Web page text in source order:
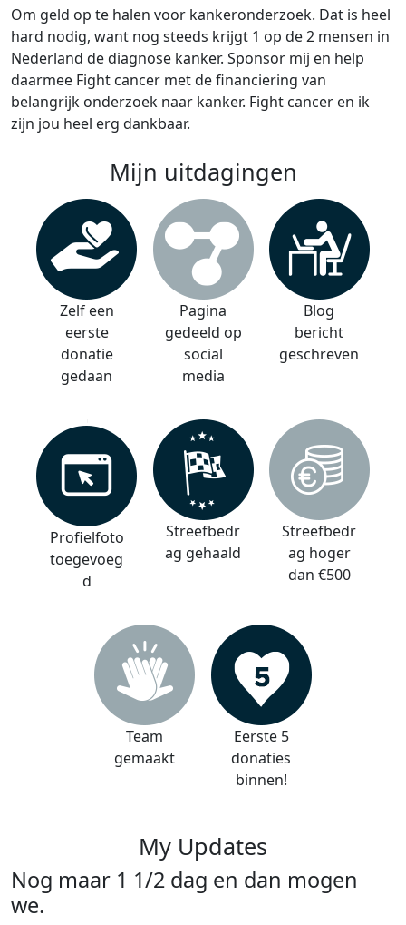
Om geld op te halen voor kankeronderzoek. Dat is heel
hard nodig, want nog steeds krijgt 1 op de 2 mensen in
Nederland de diagnose kanker. Sponsor mij en help
daarmee Fight cancer met de financiering van
belangrijk onderzoek naar kanker. Fight cancer en ik
zijn jou heel erg dankbaar.
Mijn uitdagingen
Zelf een
eerste
donatie
gedaan
Pagina
gedeeld op
social
media
Blog
bericht
geschreven
Profielfoto
toegevoeg
d
Streefbedr
ag gehaald
Streefbedr
ag hoger
dan €500
Team
gemaakt
Eerste 5
donaties
binnen!
My Updates
Nog maar 1 1/2 dag en dan mogen
we.